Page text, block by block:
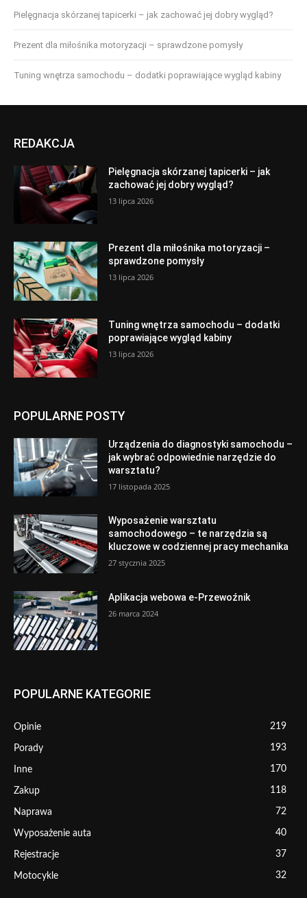
Pielęgnacja skórzanej tapicerki – jak zachować jej dobry wygląd?
Prezent dla miłośnika motoryzacji – sprawdzone pomysły
Tuning wnętrza samochodu – dodatki poprawiające wygląd kabiny
REDAKCJA
Pielęgnacja skórzanej tapicerki – jak
zachować jej dobry wygląd?
13 lipca 2026
Prezent dla miłośnika motoryzacji –
sprawdzone pomysły
13 lipca 2026
Tuning wnętrza samochodu – dodatki
poprawiające wygląd kabiny
13 lipca 2026
POPULARNE POSTY
Urządzenia do diagnostyki samochodu –
jak wybrać odpowiednie narzędzie do
warsztatu?
17 listopada 2025
Wyposażenie warsztatu
samochodowego – te narzędzia są
kluczowe w codziennej pracy mechanika
27 stycznia 2025
Aplikacja webowa e-Przewoźnik
26 marca 2024
POPULARNE KATEGORIE
Opinie 219
Porady 193
Inne 170
Zakup 118
Naprawa 72
Wyposażenie auta 40
Rejestracje 37
Motocykle 32